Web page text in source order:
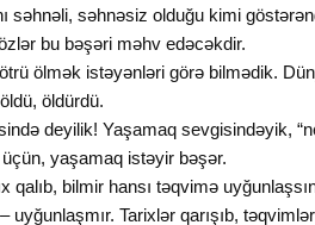
səhnəli, səhnəsiz olduğu kimi
bu bəşəri məhv edəcəkdir.
ölmək istəyənləri görə bilmədik.
öldürdü.
deyilik! Yaşamaq sevgisindəyik,
yaşamaq istəyir bəşər.
qalıb, bilmir hansı təqvimə
Tarixlər qarışıb, təqvimlər